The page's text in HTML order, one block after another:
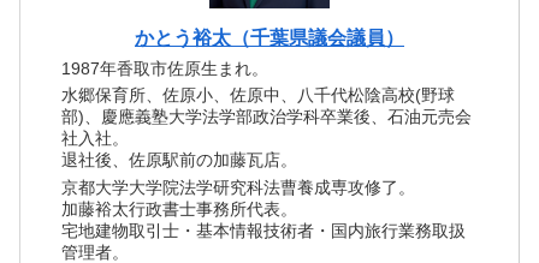
かとう裕太（千葉県議会議員）
1987年香取市佐原生まれ。
水郷保育所、佐原小、佐原中、八千代松陰高校(野球
部)、慶應義塾大学法学部政治学科卒業後、石油元売会
社入社。
退社後、佐原駅前の加藤瓦店。
京都大学大学院法学研究科法曹養成専攻修了。
加藤裕太行政書士事務所代表。
宅地建物取引士・基本情報技術者・国内旅行業務取扱
管理者。